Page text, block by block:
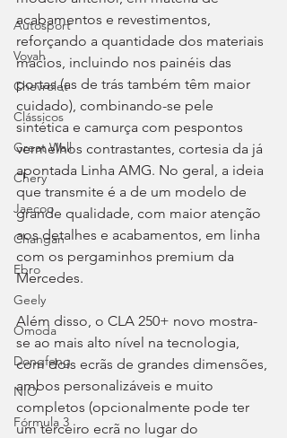
Autosport
Voyah
Chevrolet
Clássicos
Great Wall
Chery
Jaecoo
Changan
Ebro
Geely
Omoda
Dongfeng
NIO
Fórmula 3
acabamentos e revestimentos,
reforçando a quantidade dos materiais
macios, incluindo nos painéis das
portas (as de trás também têm maior
cuidado), combinando-se pele
sintética e camurça com pespontos
vermelhos contrastantes, cortesia da já
apontada Linha AMG. No geral, a ideia
que transmite é a de um modelo de
grande qualidade, com maior atenção
aos detalhes e acabamentos, em linha
com os pergaminhos premium da
Mercedes.
Além disso, o CLA 250+ novo mostra-
se ao mais alto nível na tecnologia,
com dois ecrãs de grandes dimensões,
ambos personalizáveis e muito
completos (opcionalmente pode ter
um terceiro ecrã no lugar do